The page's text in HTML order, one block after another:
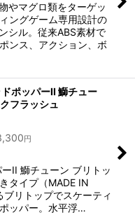
やマグロ類をターゲッ
ングゲーム専用設計の
シル。従来ABS素材で
ンス、アクション、ボ
ポッパーII 鰤チュー
ラッシュ
円
II 鰤チューン ブリトッ
タイプ（MADE IN
リトップでスケーティ
ッパー。水平浮…